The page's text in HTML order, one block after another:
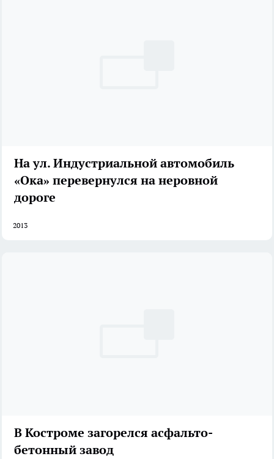
На ул. Индустриальной автомобиль
«Ока» перевернулся на неровной
дороге
2013
В Костроме загорелся асфальто-
бетонный завод